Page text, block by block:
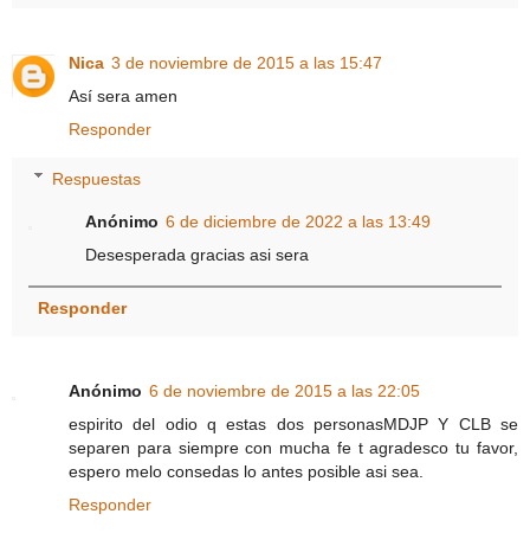
Nica 3 de noviembre de 2015 a las 15:47
Así sera amen
Responder
Respuestas
Anónimo 6 de diciembre de 2022 a las 13:49
Desesperada gracias asi sera
Responder
Anónimo 6 de noviembre de 2015 a las 22:05
espirito del odio q estas dos personasMDJP Y CLB se
separen para siempre con mucha fe t agradesco tu favor,
espero melo consedas lo antes posible asi sea.
Responder